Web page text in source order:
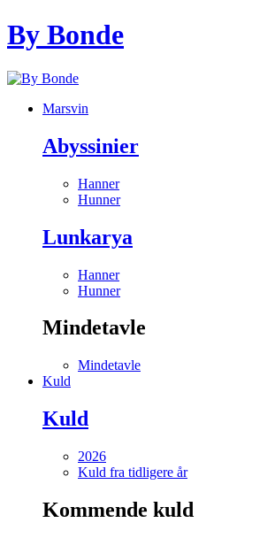
By Bonde
Marsvin
Abyssinier
Hanner
Hunner
Lunkarya
Hanner
Hunner
Mindetavle
Mindetavle
Kuld
Kuld
2026
Kuld fra tidligere år
Kommende kuld